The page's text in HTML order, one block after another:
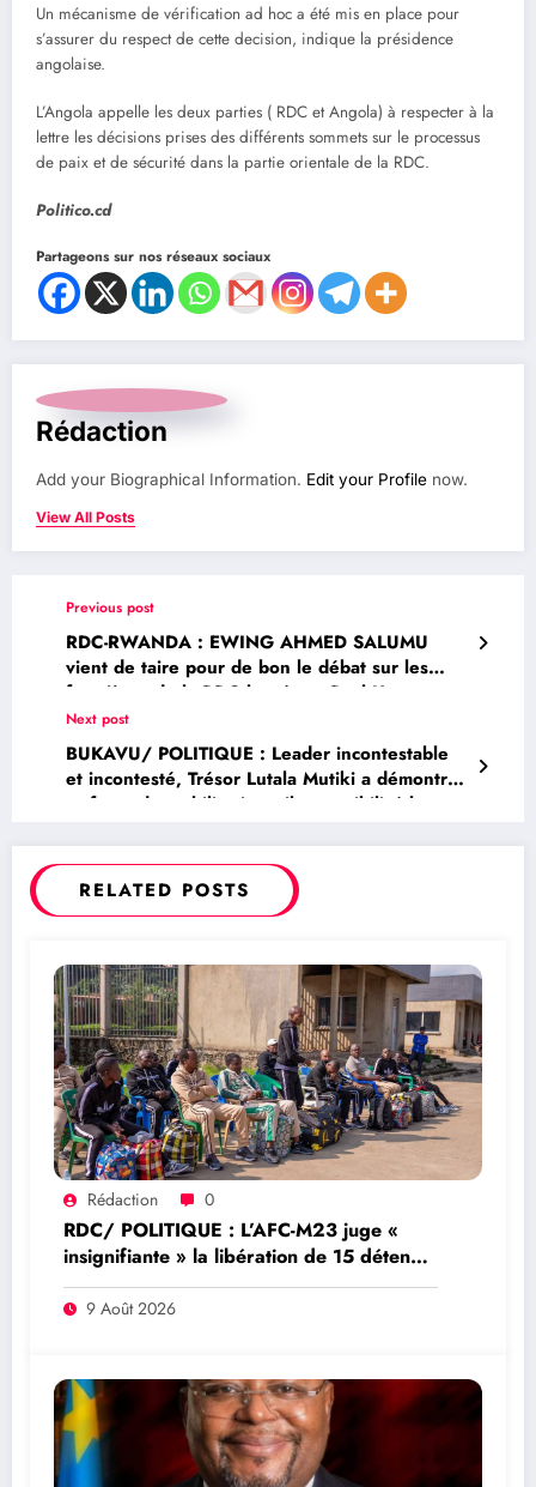
Un mécanisme de vérification ad hoc a été mis en place pour
s’assurer du respect de cette decision, indique la présidence
angolaise.
L’Angola appelle les deux parties ( RDC et Angola) à respecter à la
lettre les décisions prises des différents sommets sur le processus
de paix et de sécurité dans la partie orientale de la RDC.
Politico.cd
Partageons sur nos réseaux sociaux
Rédaction
Add your Biographical Information. Edit your Profile now.
View All Posts
Previous post
RDC-RWANDA : EWING AHMED SALUMU
vient de taire pour de bon le débat sur les
frontières de la RDC lancé par Paul Kagame
grâce aux faits historiques indéniables et
irréfutables : Deuxième crise de frontière
1914-1918 avec la perte de la neutralité de
l`EIC ( Chronique)
Next post
BUKAVU/ POLITIQUE : Leader incontestable
et incontesté, Trésor Lutala Mutiki a démontré
sa force de mobilisation : il a sensibilisé la
RELATED POSTS
Rédaction 0
RDC/ POLITIQUE : L’AFC-M23 juge «
insignifiante » la libération de 15 détenus
par Kinshasa
9 Août 2026